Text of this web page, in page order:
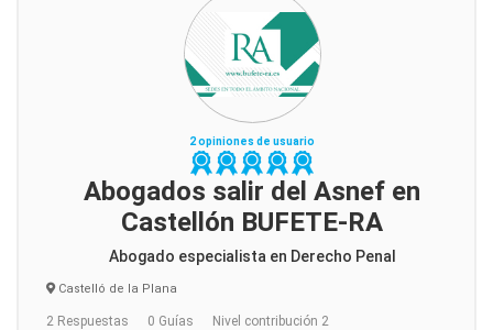
2 opiniones de usuario
Abogados salir del Asnef en
Castellón BUFETE-RA
Abogado especialista en Derecho Penal
Castelló de la Plana
2 Respuestas 0 Guías Nivel contribución 2